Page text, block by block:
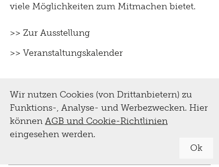
viele Möglichkeiten zum Mitmachen bietet.
>> Zur Ausstellung
>> Veranstaltungskalender
Wir nutzen Cookies (von Drittanbietern) zu
Funktions-, Analyse- und Werbezwecken. Hier
können AGB und Cookie-Richtlinien
eingesehen werden.
Ok